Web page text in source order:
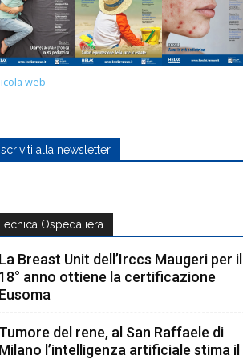
web
alla newsletter
Ospedaliera
Breast Unit dell’Irccs Maugeri per il
anno ottiene la certificazione
del rene, al San Raffaele di
l’intelligenza artificiale stima il